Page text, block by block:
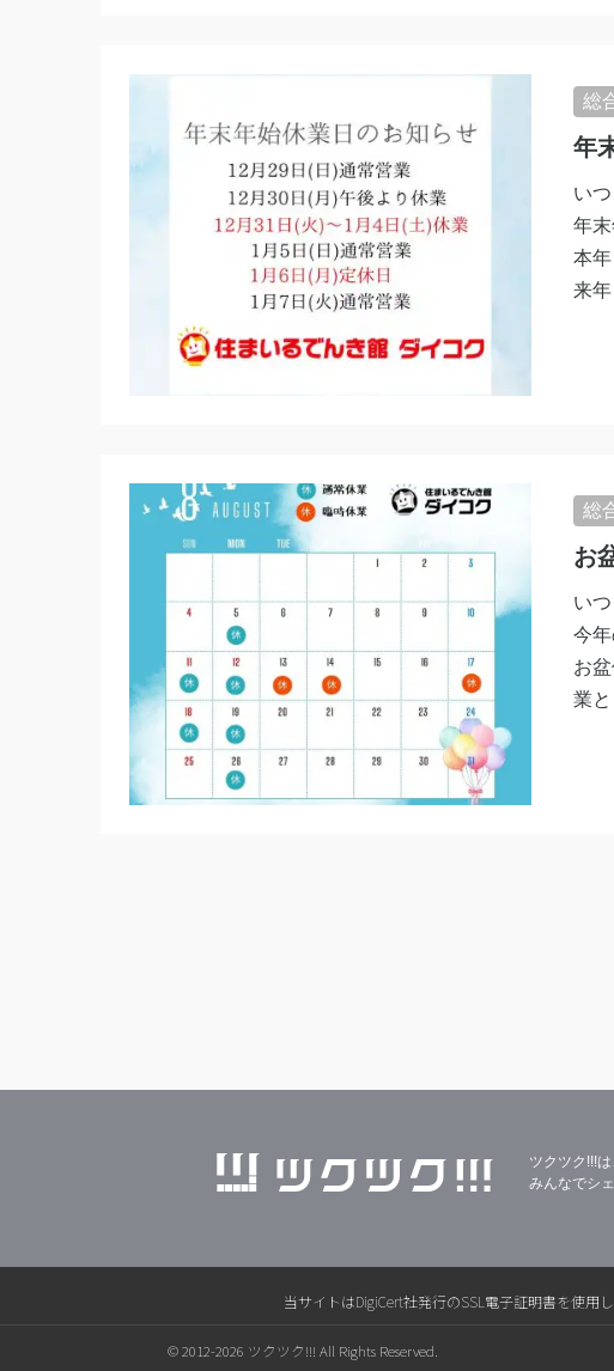
総
年
い
年
本
来
総
お
い
今
お
業
ツクツク!!!
みんなでシ
当サイトはDigiCert社発行のSSL電子証明書を使用
© 2012-2026 ツクツク!!! All Rights Reserved.